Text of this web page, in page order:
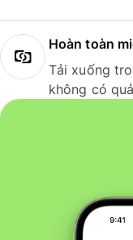
Hoàn toàn
Tải xuống
không có